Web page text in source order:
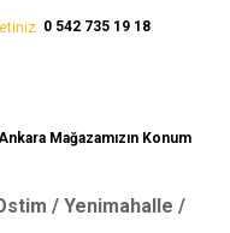
0 542 735 19 18
Mağazamızın Konum
/ Yenimahalle /